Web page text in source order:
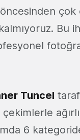
çok
Bu
Tuncel
6